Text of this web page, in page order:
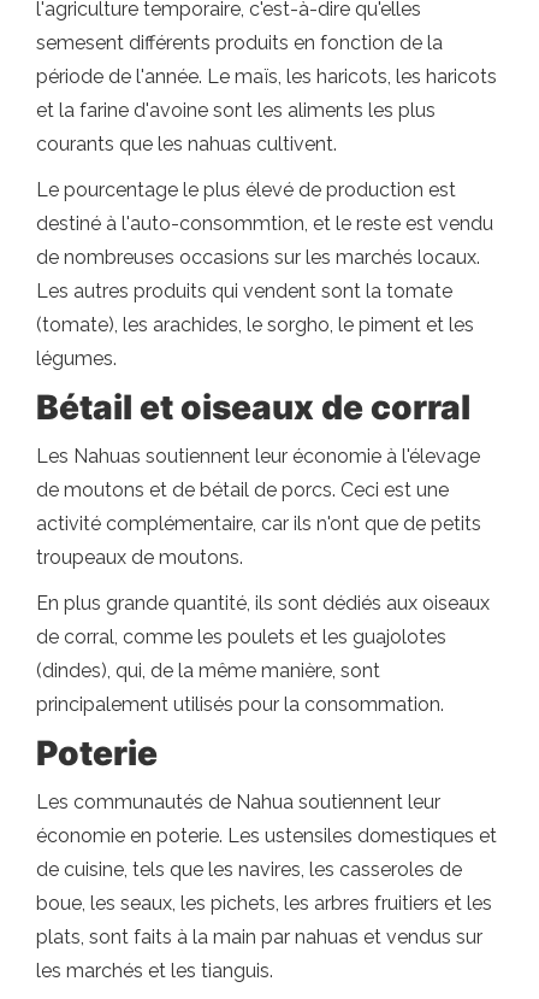
l'agriculture temporaire, c'est-à-dire qu'elles
semesent différents produits en fonction de la
période de l'année. Le maïs, les haricots, les haricots
et la farine d'avoine sont les aliments les plus
courants que les nahuas cultivent.
Le pourcentage le plus élevé de production est
destiné à l'auto-consommtion, et le reste est vendu
de nombreuses occasions sur les marchés locaux.
Les autres produits qui vendent sont la tomate
(tomate), les arachides, le sorgho, le piment et les
légumes.
Bétail et oiseaux de corral
Les Nahuas soutiennent leur économie à l'élevage
de moutons et de bétail de porcs. Ceci est une
activité complémentaire, car ils n'ont que de petits
troupeaux de moutons.
En plus grande quantité, ils sont dédiés aux oiseaux
de corral, comme les poulets et les guajolotes
(dindes), qui, de la même manière, sont
principalement utilisés pour la consommation.
Poterie
Les communautés de Nahua soutiennent leur
économie en poterie. Les ustensiles domestiques et
de cuisine, tels que les navires, les casseroles de
boue, les seaux, les pichets, les arbres fruitiers et les
plats, sont faits à la main par nahuas et vendus sur
les marchés et les tianguis.